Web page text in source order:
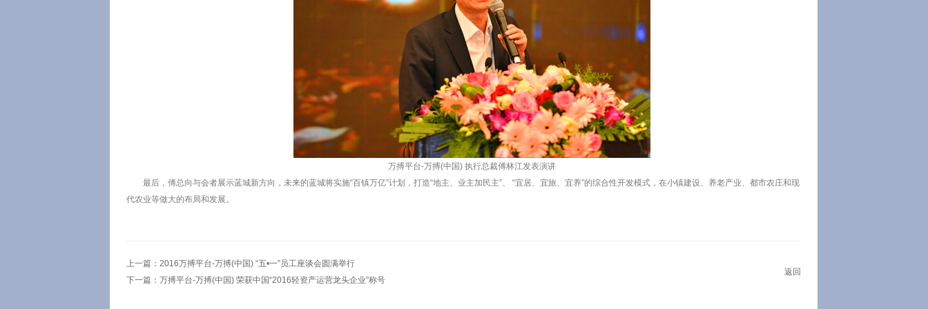
万搏平台-万搏(中国) 执行总裁傅林江发表演讲
最后，傅总向与会者展示蓝城新方向，未来的蓝城将实施“百镇万亿”计划，打造“地主、业主加民主”、 “宜居、宜旅、宜养”的综合性开发模式，在小镇建设、养老产业、都市农庄和现
代农业等做大的布局和发展。
上一篇： 2016万搏平台-万搏(中国) “五•一”员工座谈会圆满举行
下一篇： 万搏平台-万搏(中国) 荣获中国“2016轻资产运营龙头企业”称号
返回